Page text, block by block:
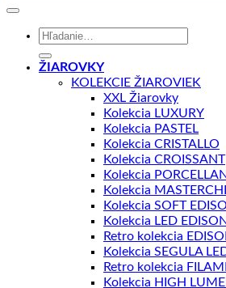
Hľadať:
ŽIAROVKY
KOLEKCIE ŽIAROVIEK
XXL Žiarovky
Kolekcia LUXURY
Kolekcia PASTEL
Kolekcia CRISTALLO
Kolekcia CROISSANT
Kolekcia
Kolekcia
Kolekcia SOFT
Kolekcia LED EDISON
Retro kolekcia
Kolekcia SEGULA
Retro kolekcia
Kolekcia HIGH